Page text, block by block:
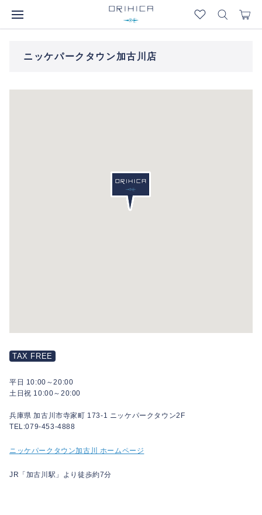
ニッケパークタウン加古川店
TAX FREE
平日 10:00～20:00
土日祝 10:00～20:00
兵庫県 加古川市寺家町 173-1 ニッケパークタウン2F
TEL:079-453-4888
ニッケパークタウン加古川 ホームページ
JR「加古川駅」より徒歩約7分